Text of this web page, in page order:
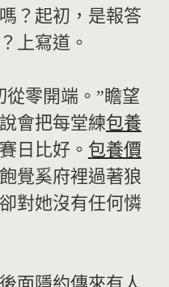
？起初，是報答
上寫道。
從零開端。”瞻望
會把每堂練包養
日比好。 包養價
覺奚府裡過著狼
卻對她沒有任何憐